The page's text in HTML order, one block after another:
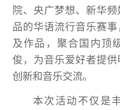
院、央广梦想、新华
品的华语流行音乐赛
及作品，聚合国内顶
俊，为音乐爱好者提
创新和音乐交流。
本次活动不仅是